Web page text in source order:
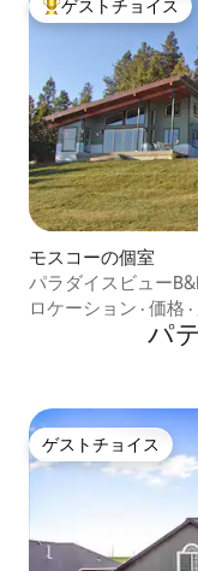
大好評のゲストチ
ゲストチョイス
モスコーの個室
パラダイスビュー
ロケーション · 価格 ·
パ
ゲストチョイス
ゲストチョイス